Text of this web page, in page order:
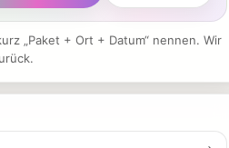
„Paket + Ort + Datum“ nennen. Wir